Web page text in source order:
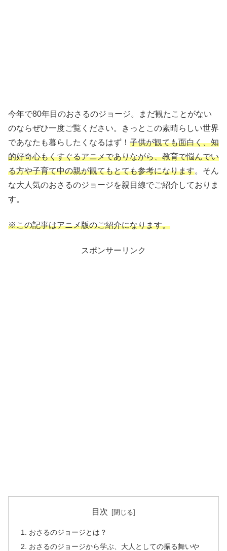
今年で80年目のおさるのジョージ。まだ観たことがない
のならぜひ一度ご覧ください。きっとこの素晴らしい世界
であなたも暮らしたくなるはず！ 子供が観ても面白く、知
的好奇心もくすぐるアニメでありながら、教育で悩んでい
る方や子育て中の親が観てもとても参考になります。そん
な大人気のおさるのジョージを親目線でご紹介しておりま
す。
※この記事はアニメ版のご紹介になります。
スポンサーリンク
目次
おさるのジョージとは？
おさるのジョージから学ぶ、大人としての振る舞いや